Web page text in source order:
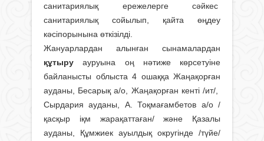
санитариялық ережелерге сәйкес
санитариялық сойылып, қайта өңдеу
кәсіпорынына өткізілді.
Жануарлардан алынған сынамалардан
құтыру ауруына оң нәтиже көрсетуіне
байланысты облыста 4 ошаққа Жаңақорған
ауданы, Бесарық а/о, Жаңақорған кенті /ит/,
Сырдария ауданы, А. Тоқмағамбетов а/о /
қасқыр іқм жарақаттаған/ және Қазалы
ауданы, Құмжиек ауылдық округінде /түйе/